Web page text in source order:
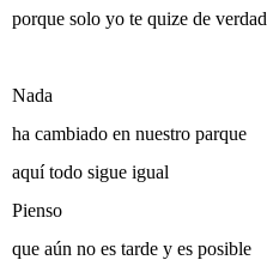
porque solo yo te quize de verdad
Nada
ha cambiado en nuestro parque
aquí todo sigue igual
Pienso
que aún no es tarde y es posible